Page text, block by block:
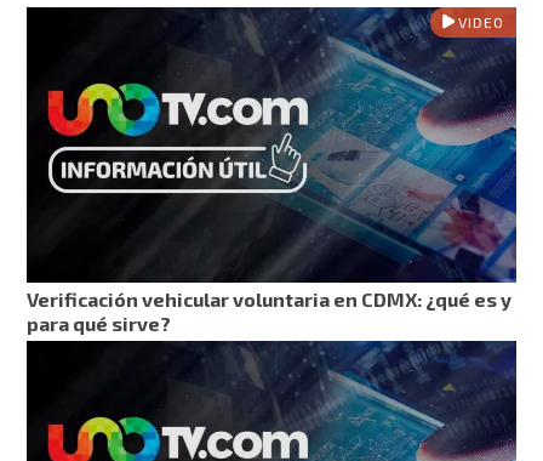
VIDEO
Verificación vehicular voluntaria en CDMX: ¿qué es y
para qué sirve?